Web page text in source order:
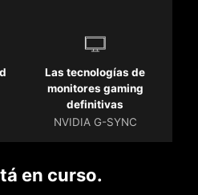
Las tecnologías de
monitores gaming
definitivas
NVIDIA G-SYNC
en curso.